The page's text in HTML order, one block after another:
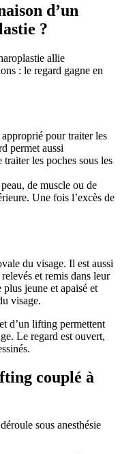
d’un
?
allie
: le regard gagne en
pour traiter les
permet aussi
traiter les poches sous les
de muscle ou de
Une fois l’excès de
du visage. Il est aussi
et remis dans leur
jeune et apaisé et
visage.
d’un lifting permettent
Le regard est ouvert,
couplé à
sous anesthésie